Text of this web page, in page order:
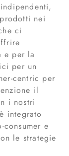
nei
ci
e per la
per un
centric per
il
i nostri
integrato
e
le strategie